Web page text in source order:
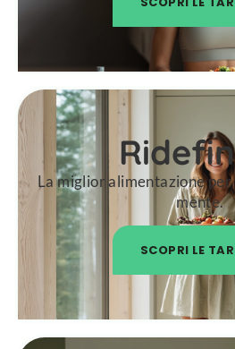
La miglior alimentazione per
mente.
SCOPRI LE